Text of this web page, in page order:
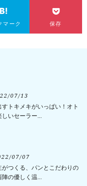
マーク 保存
07/13
トキメキがいっぱい！オト
いセーラー...
07/07
がつくる、パンとこだわりの
の優しく温...